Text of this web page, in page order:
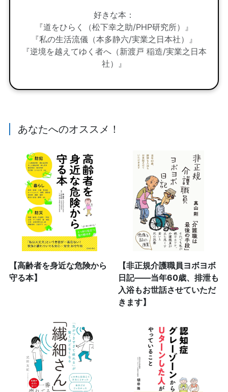
好きな本：
『道をひらく（松下幸之助/PHP研究所）』
『私の生活流儀（本多静六/実業之日本社）』
『逆境を越えてゆく者へ（新渡戸 稲造/実業之日本
社）』
あなたへのオススメ！
【高齢者を身近な危険から
守る本】
【非正規介護職員ヨボヨボ
日記――当年60歳、排泄も
入浴もお世話させていただ
きます】